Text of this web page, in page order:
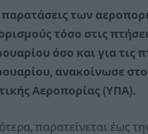
των
τόσο στις
όσο και για τις
ανακοίνωσε
Αεροπορίας (ΥΠΑ).
παρατείνεται έως